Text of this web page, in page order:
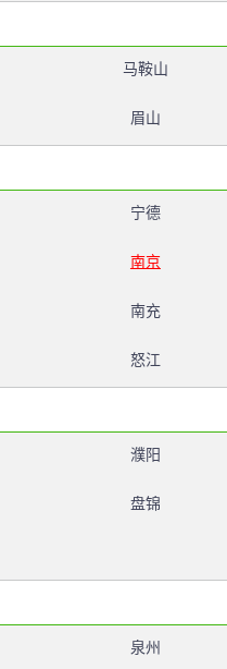
马鞍山
眉山
宁德
南京
南充
怒江
濮阳
盘锦
泉州